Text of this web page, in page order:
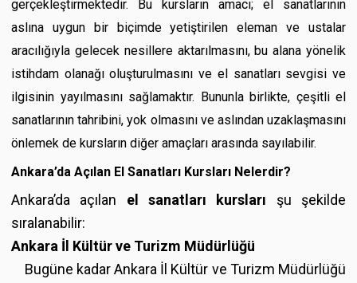
gerçekleştirmektedir. Bu kursların amacı; el sanatlarının
aslına uygun bir biçimde yetiştirilen eleman ve ustalar
aracılığıyla gelecek nesillere aktarılmasını, bu alana yönelik
istihdam olanağı oluşturulmasını ve el sanatları sevgisi ve
ilgisinin yayılmasını sağlamaktır. Bununla birlikte, çeşitli el
sanatlarının tahribini, yok olmasını ve aslından uzaklaşmasını
önlemek de kursların diğer amaçları arasında sayılabilir.
Ankara’da Açılan El Sanatları Kursları Nelerdir?
Ankara’da açılan el sanatları kursları şu şekilde
sıralanabilir:
Ankara İl Kültür ve Turizm Müdürlüğü
Bugüne kadar Ankara İl Kültür ve Turizm Müdürlüğü